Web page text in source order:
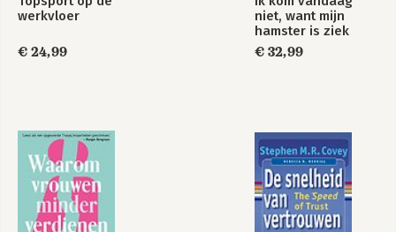
werkvloer
€ 24,99
niet, want mijn
hamster is ziek
€ 32,99